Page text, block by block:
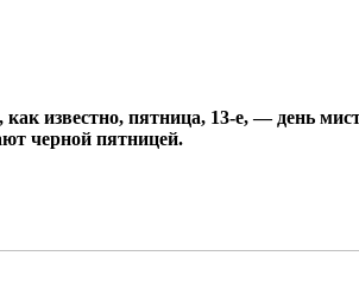
известно, пятница, 13-е, — день
черной пятницей.